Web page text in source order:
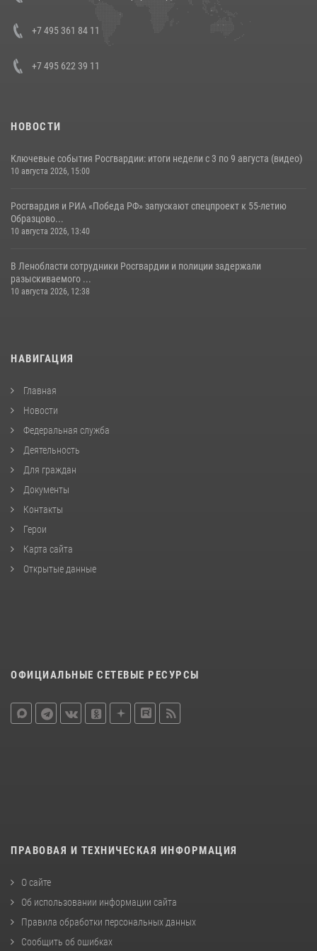
напавших на бригаду скорой помощи (видео)
14 июля 2026, 12:20
+7 495 361 84 11
+7 495 622 39 11
НОВОСТИ
Ключевые события Росгвардии: итоги недели с 3 по 9 августа (видео)
10 августа 2026, 15:00
Росгвардия и РИА «Победа РФ» запускают спецпроект к 55-летию
Образцово...
10 августа 2026, 13:40
В Ленобласти сотрудники Росгвардии и полиции задержали
разыскиваемого ...
10 августа 2026, 12:38
НАВИГАЦИЯ
Главная
Новости
Федеральная служба
Деятельность
Для граждан
Документы
Контакты
Герои
Карта сайта
Открытые данные
ОФИЦИАЛЬНЫЕ СЕТЕВЫЕ РЕСУРСЫ
ПРАВОВАЯ И ТЕХНИЧЕСКАЯ ИНФОРМАЦИЯ
О сайте
Об использовании информации сайта
Правила обработки персональных данных
Сообщить об ошибках